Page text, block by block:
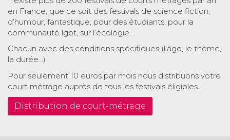
en France, que ce soit des festivals de science fiction,
d’humour, fantastique, pour des étudiants, pour la
communauté lgbt, sur l’écologie…
Chacun avec des conditions spécifiques (l’âge, le thème,
la durée…)
Pour seulement 10 euros par mois nous distribuons votre
court métrage auprès de tous les festivals éligibles.
Distribution de court-métrage